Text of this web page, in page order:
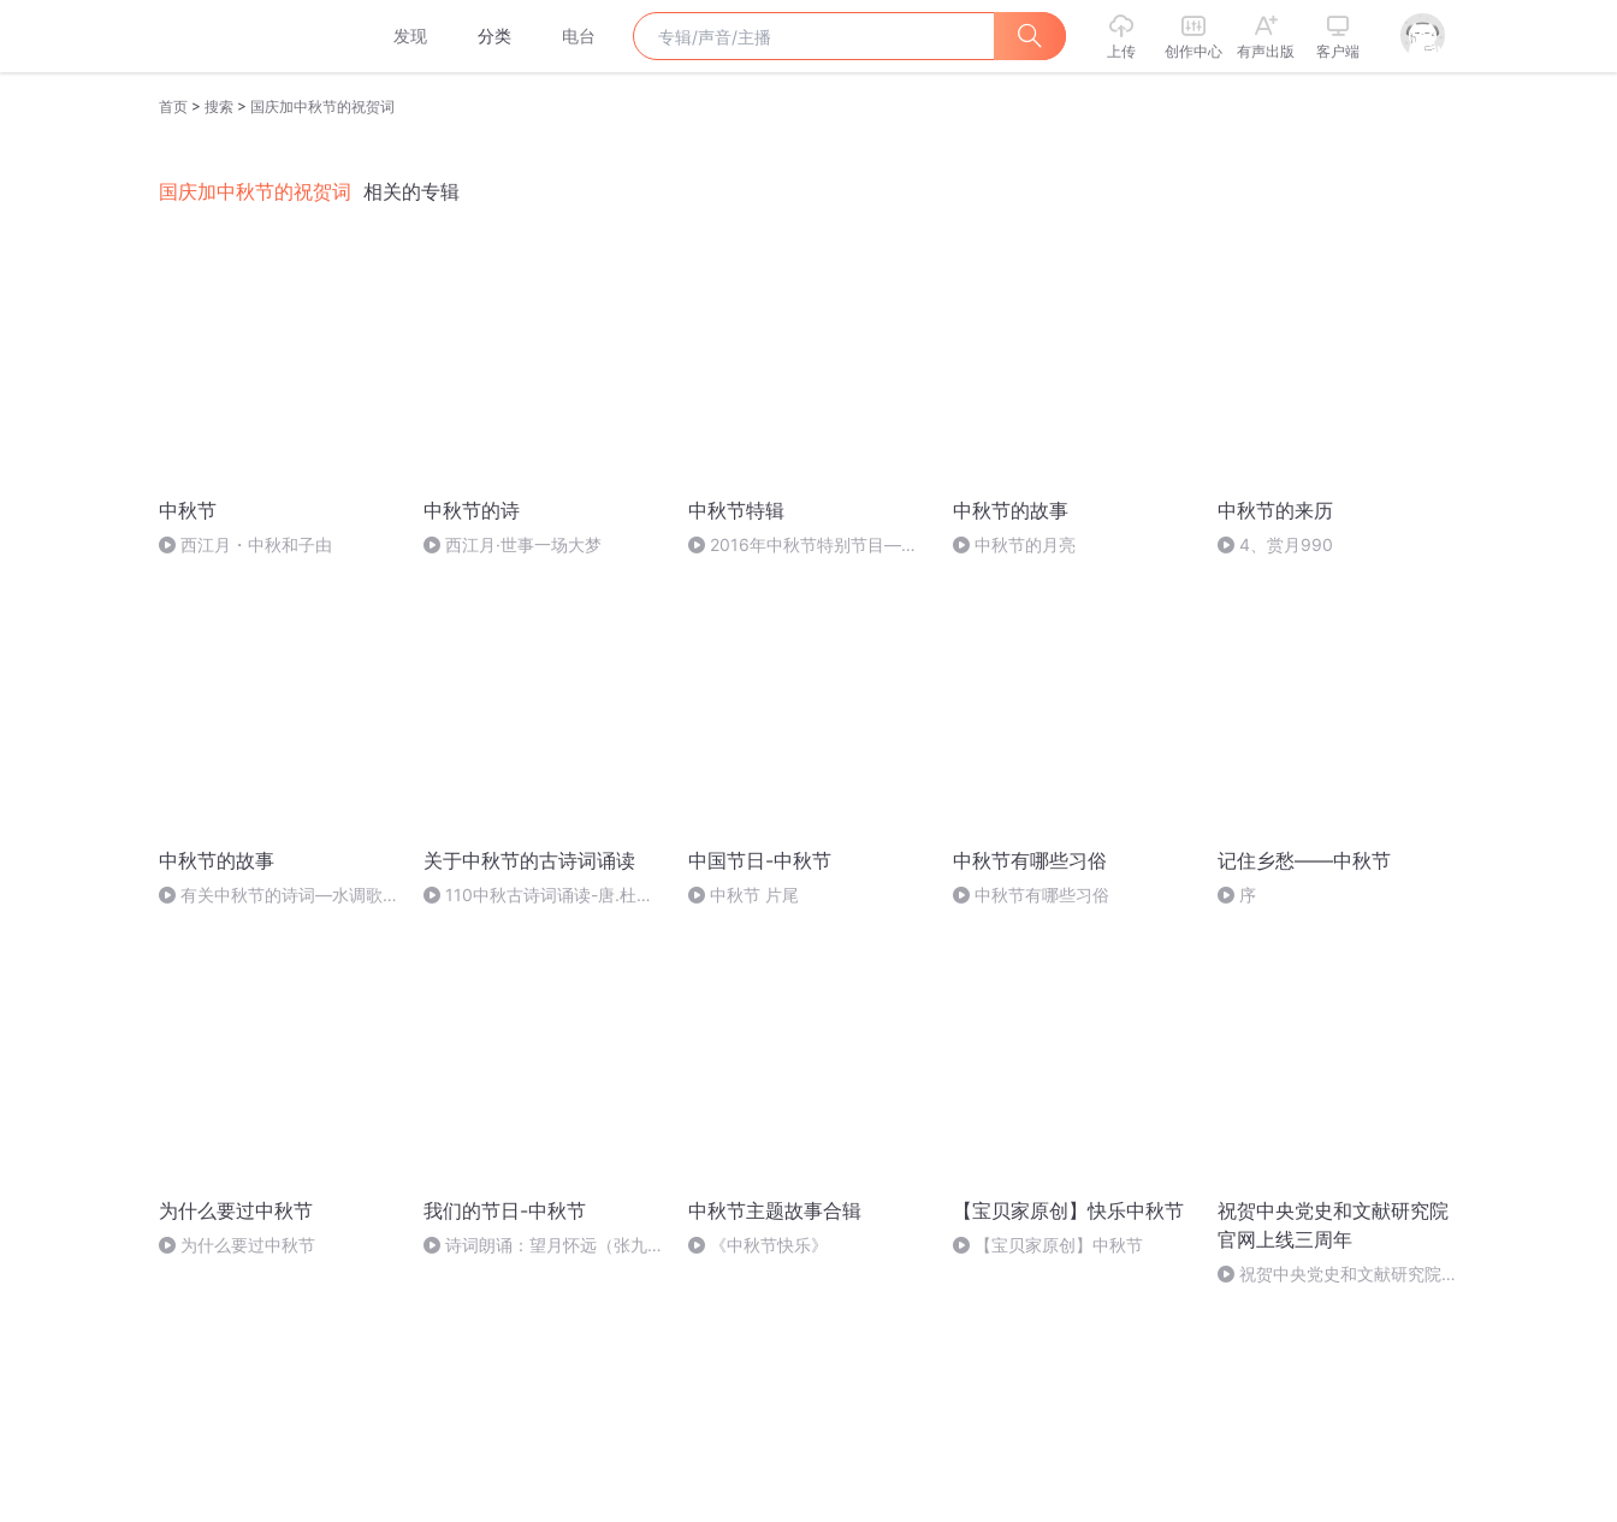
发现 分类 电台
上传 创作中心 有声出版 客户端
首页 > 搜索 > 国庆加中秋节的祝贺词
国庆加中秋节的祝贺词 相关的专辑
中秋节
西江月・中秋和子由
中秋节的诗
西江月·世事一场大梦
中秋节特辑
2016年中秋节特别节目—夏
中秋节的故事
中秋节的月亮
中秋节的来历
4、赏月990
中秋节的故事
有关中秋节的诗词―水调歌
关于中秋节的古诗词诵读
110中秋古诗词诵读-唐.杜甫-
中国节日-中秋节
中秋节 片尾
中秋节有哪些习俗
中秋节有哪些习俗
记住乡愁——中秋节
序
为什么要过中秋节
为什么要过中秋节
我们的节日-中秋节
诗词朗诵：望月怀远（张九
中秋节主题故事合辑
《中秋节快乐》
【宝贝家原创】快乐中秋节
【宝贝家原创】中秋节
祝贺中央党史和文献研究院
官网上线三周年
祝贺中央党史和文献研究院官